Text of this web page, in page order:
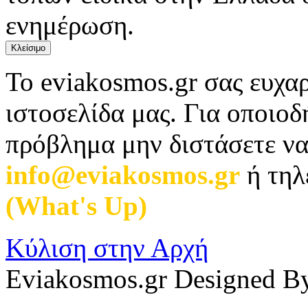
ενημέρωση.
Κλείσιμο
Το eviakosmos.gr σας
ιστοσελίδα μας. Για
πρόβλημα μην διστάσετε
info@eviakosmos.gr ή
(What's Up)
Κύλιση στην Αρχή
Eviakosmos.gr Designed